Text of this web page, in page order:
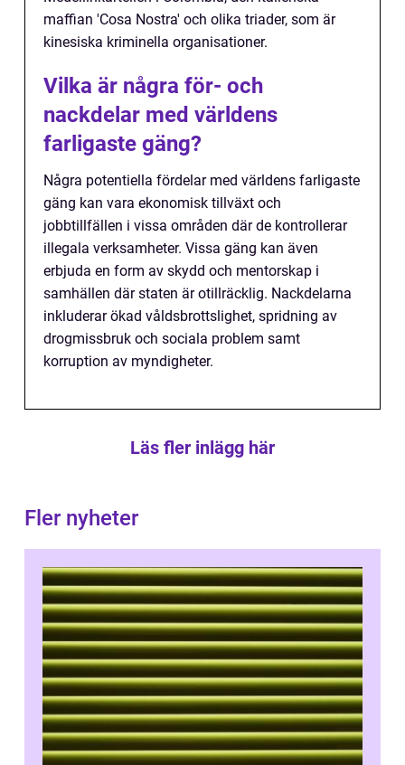
maffian 'Cosa Nostra' och olika triader, som är
kinesiska kriminella organisationer.
Vilka är några för- och
nackdelar med världens
farligaste gäng?
Några potentiella fördelar med världens farligaste
gäng kan vara ekonomisk tillväxt och
jobbtillfällen i vissa områden där de kontrollerar
illegala verksamheter. Vissa gäng kan även
erbjuda en form av skydd och mentorskap i
samhällen där staten är otillräcklig. Nackdelarna
inkluderar ökad våldsbrottslighet, spridning av
drogmissbruk och sociala problem samt
korruption av myndigheter.
Läs fler inlägg här
Fler nyheter